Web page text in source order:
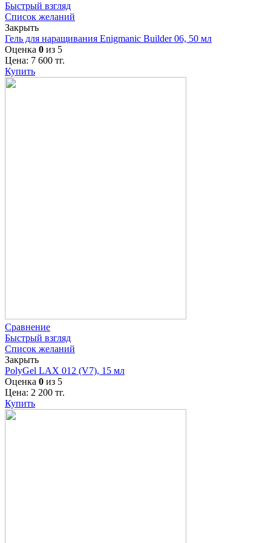
Быстрый взгляд
Список желаний
Закрыть
Гель для наращивания Enigmanic Builder 06, 50 мл
Оценка 0 из 5
Цена: 7 600 тг.
Купить
Сравнение
Быстрый взгляд
Список желаний
Закрыть
PolyGel LAX 012 (V7), 15 мл
Оценка 0 из 5
Цена: 2 200 тг.
Купить